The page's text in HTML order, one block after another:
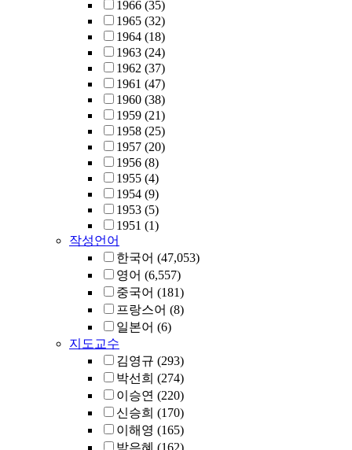
1966 (35)
1965 (32)
1964 (18)
1963 (24)
1962 (37)
1961 (47)
1960 (38)
1959 (21)
1958 (25)
1957 (20)
1956 (8)
1955 (4)
1954 (9)
1953 (5)
1951 (1)
작성언어
한국어 (47,053)
영어 (6,557)
중국어 (181)
프랑스어 (8)
일본어 (6)
지도교수
김영규 (293)
박선희 (274)
이승연 (220)
신승희 (170)
이해영 (165)
박은혜 (162)